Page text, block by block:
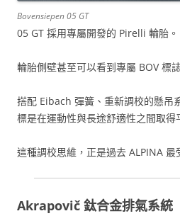
Bovensiepen 05 GT
05 GT 採用專屬開發的 Pirelli 輪胎。
輪胎側壁甚至可以看到專屬 BOV 標
搭配 Eibach 彈簧、重新調校的懸吊
標是在運動性與長途舒適性之間取得
這種調校思維，正是過去 ALPINA 最
Akrapovič 鈦合金排氣系統